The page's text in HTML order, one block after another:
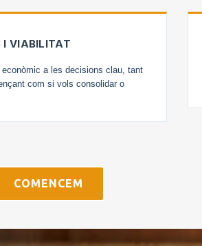
I VIABILITAT
econòmic a les decisions clau, tant
com si vols consolidar o
COMENCEM